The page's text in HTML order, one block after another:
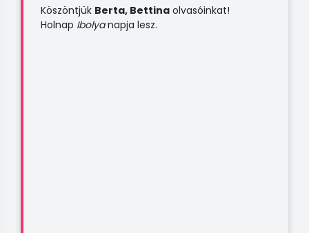
Köszöntjük Berta, Bettina olvasóinkat!
Holnap Ibolyanapja lesz.